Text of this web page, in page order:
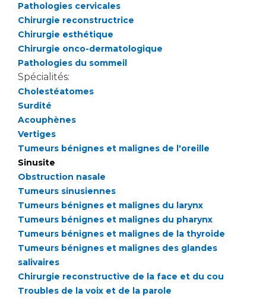
Pathologies cervicales
Chirurgie reconstructrice
Chirurgie esthétique
Chirurgie onco-dermatologique
Pathologies du sommeil
Spécialités:
Cholestéatomes
Surdité
Acouphènes
Vertiges
Tumeurs bénignes et malignes de l'oreille
Sinusite
Obstruction nasale
Tumeurs sinusiennes
Tumeurs bénignes et malignes du larynx
Tumeurs bénignes et malignes du pharynx
Tumeurs bénignes et malignes de la thyroide
Tumeurs bénignes et malignes des glandes
salivaires
Chirurgie reconstructive de la face et du cou
Troubles de la voix et de la parole